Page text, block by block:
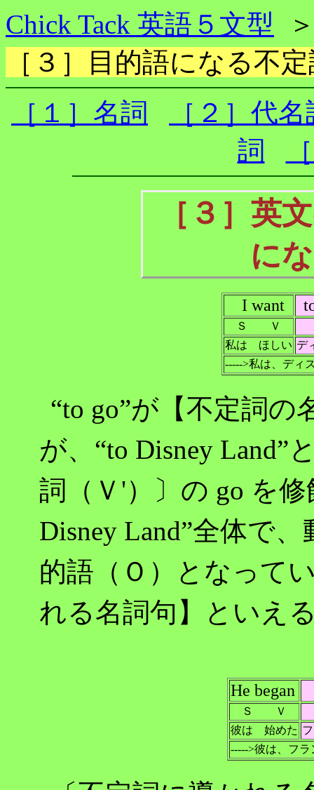
Chick Tack 英語５文型
［３］目的語になる不
［１］名詞
［２］代
詞
［３］英
に
I want
Ｓ Ｖ
私は ほしい デ
----->私は、ディ
“to go”が【不定詞
が、“to Disney Land”
詞（Ｖ'）〕の go を
Disney Land”全体で
的語（Ｏ）となって
れる名詞句】といえ
He began
Ｓ Ｖ
彼は 始めた
----->彼は、フ